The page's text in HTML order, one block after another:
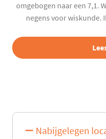
omgebogen naar een 7,1.
negens voor wiskunde.
Nabijgelegen